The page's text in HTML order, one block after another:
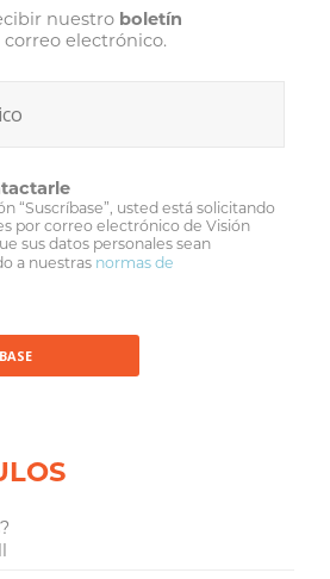
nuestro boletín
correo electrónico.
“Suscríbase”, usted está solicitando
por correo electrónico de Visión
sus datos personales sean
a nuestras normas de